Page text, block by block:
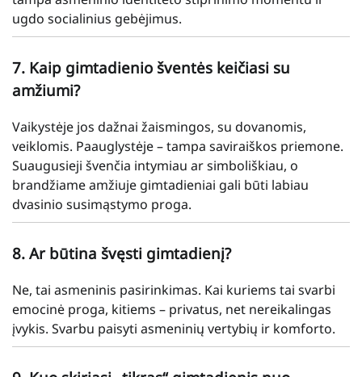
ugdo socialinius gebėjimus.
7. Kaip gimtadienio šventės keičiasi su
amžiumi?
Vaikystėje jos dažnai žaismingos, su dovanomis,
veiklomis. Paauglystėje – tampa saviraiškos priemone.
Suaugusieji švenčia intymiau ar simboliškiau, o
brandžiame amžiuje gimtadieniai gali būti labiau
dvasinio susimąstymo proga.
8. Ar būtina švęsti gimtadienį?
Ne, tai asmeninis pasirinkimas. Kai kuriems tai svarbi
emocinė proga, kitiems – privatus, net nereikalingas
įvykis. Svarbu paisyti asmeninių vertybių ir komforto.